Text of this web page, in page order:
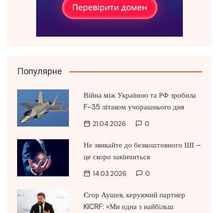
Популярне
Війна між Україною та РФ зробила
F-35 літаком учорашнього дня
21.04.2026 0
Не звикайте до безкоштовного ШІ –
це скоро закінчиться
14.03.2026 0
Єгор Аушев, керуючий партнер
KICRF: «Ми одна з найбільш